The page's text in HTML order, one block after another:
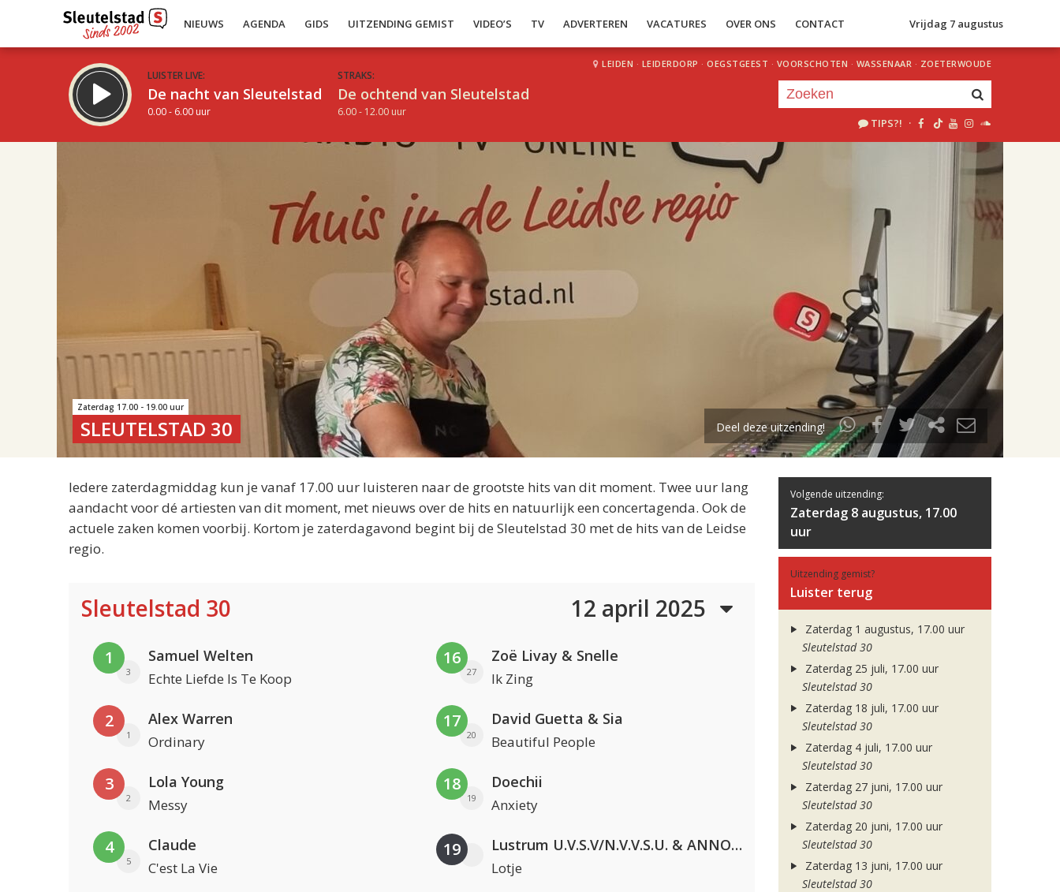
NIEUWS AGENDA GIDS UITZENDING GEMIST VIDEO’S TV ADVERTEREN VACATURES OVER ONS CONTACT Vrijdag 7 augustus
LUISTER LIVE:
De nacht van Sleutelstad
0.00 - 6.00 uur
STRAKS:
De ochtend van Sleutelstad
6.00 - 12.00 uur
LEIDEN · LEIDERDORP · OEGSTGEEST · VOORSCHOTEN · WASSENAAR · ZOETERWOUDE
TIPS?! ·
uur 1 van 2
Volgend uur
Zaterdag 17.00 - 19.00 uur
SLEUTELSTAD 30 Deel deze uitzending!
Iedere zaterdagmiddag kun je vanaf 17.00 uur luisteren naar de grootste hits van dit moment. Twee uur lang
aandacht voor dé artiesten van dit moment, met nieuws over de hits en natuurlijk een concertagenda. Ook de
actuele zaken komen voorbij. Kortom je zaterdagavond begint bij de Sleutelstad 30 met de hits van de Leidse
regio.
Sleutelstad 30 12 april 2025
1
3
Samuel Welten
Echte Liefde Is Te Koop
2
1
Alex Warren
Ordinary
3
2
Lola Young
Messy
4
5
Claude
C'est La Vie
16
27
Zoë Livay & Snelle
Ik Zing
17
20
David Guetta & Sia
Beautiful People
18
19
Doechii
Anxiety
19 Lustrum U.V.S.V/N.V.V.S.U. & ANNO ONS & Jopke van Dobbenburgh & Roeland Beelen
Lotje
Volgende uitzending:
Zaterdag 8 augustus, 17.00
uur
Uitzending gemist?
Luister terug
Zaterdag 1 augustus, 17.00 uur
Sleutelstad 30
Zaterdag 25 juli, 17.00 uur
Sleutelstad 30
Zaterdag 18 juli, 17.00 uur
Sleutelstad 30
Zaterdag 4 juli, 17.00 uur
Sleutelstad 30
Zaterdag 27 juni, 17.00 uur
Sleutelstad 30
Zaterdag 20 juni, 17.00 uur
Sleutelstad 30
Zaterdag 13 juni, 17.00 uur
Sleutelstad 30